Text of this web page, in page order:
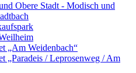
Obere Stadt - Modisch und
„Am Weidenbach“
„Paradeis / Leprosenweg / Am